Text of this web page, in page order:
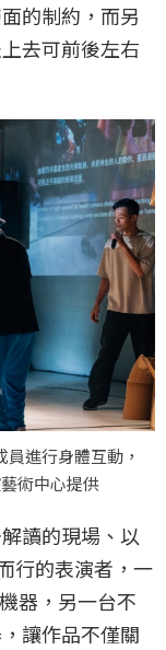
的制約，而另
去可前後左右
進行身體互動，
術中心提供
讀的現場、以
行的表演者，一
器，另一台不
讓作品不僅關